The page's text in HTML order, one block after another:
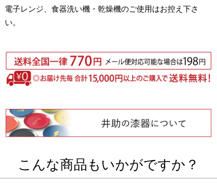
電子レンジ、食器洗い機・乾燥機のご使用はお控え下さ
い。
こんな商品もいかがですか？